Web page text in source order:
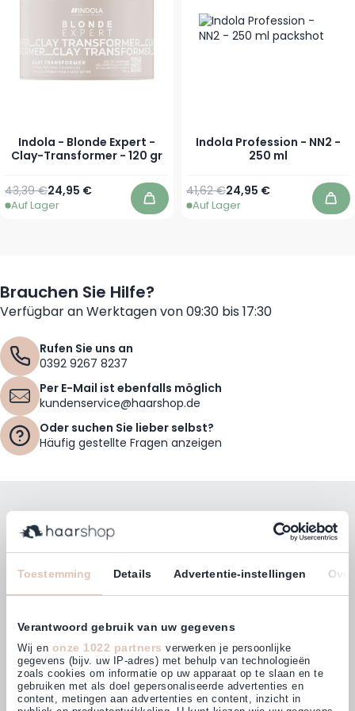
Toestemming Details Advertentie-instellingen Over
Verantwoord gebruik van uw gegevens
Wij en onze 1022 partners verwerken je persoonlijke
gegevens (bijv. uw IP-adres) met behulp van technologieën
zoals cookies om informatie op uw apparaat op te slaan en te
gebruiken met als doel gepersonaliseerde advertenties en
content, metingen aan advertenties en content, inzicht in
Indola - Blonde Expert -
Clay-Transformer - 120 gr
Sonderpreis
24,95 €
Regulärer Preis
43,39 €
Auf Lager In den Warenkorb
Indola Profession - NN2 -
250 ml
Sonderpreis
24,95 €
Regulärer Preis
41,62 €
Auf Lager In
Brauchen Sie Hilfe?
Verfügbar an Werktagen von 09:30 bis 17:30
Rufen Sie uns an
0392 9267 8237
Per E-Mail ist ebenfalls möglich
kundenservice@haarshop.de
Oder suchen Sie lieber selbst?
Häufig gestellte Fragen anzeigen
Bleiben Sie mit unserem Newsletter auf dem
Laufenden!
E-Mailadresse
Abonnieren
Kunden bewerten uns mit